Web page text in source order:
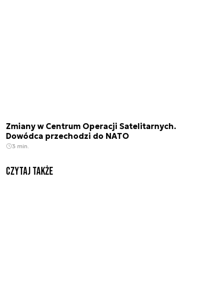
Zmiany w Centrum Operacji Satelitarnych.
Dowódca przechodzi do NATO
3 min.
Czytaj także